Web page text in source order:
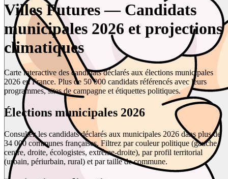
Villes Futures — Candidats
municipales 2026 et projections
climatiques
Carte interactive des candidats déclarés aux élections municipales
2026 en France. Plus de 50 000 candidats référencés avec leurs
programmes, sites de campagne et étiquettes politiques.
Élections municipales 2026
Consultez les candidats déclarés aux municipales 2026 dans plus de
34 000 communes françaises. Filtrez par couleur politique (gauche,
centre, droite, écologistes, extrême-droite), par profil territorial
(urbain, périurbain, rural) et par taille de commune.